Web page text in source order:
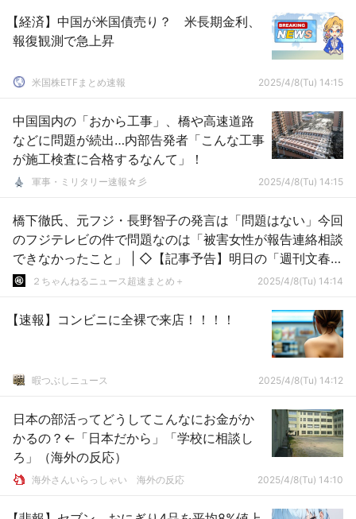
【経済】中国が米国債売り？ 米長期金利、
報復観測で急上昇
米国株ETFまとめ速報 2025/4/8(Tu) 14:15
中国国内の「おから工事」、橋や高速道路
などに問題が続出…内部告発者「こんな工事
が施工検査に合格するなんて」！
軍事・ミリタリー速報☆彡 2025/4/8(Tu) 14:15
橋下徹氏、元フジ・長野智子の発言は「問題はない」今回
のフジテレビの件で問題なのは「被害女性が報告連絡相談
できなかったこと」 | ◇【記事予告】明日の「週刊文春電
子版」は…
２ちゃんねるニュース超速まとめ＋ 2025/4/8(Tu) 14:14
【速報】コンビニに全裸で来店！！！！
暇つぶしニュース 2025/4/8(Tu) 14:12
日本の部活ってどうしてこんなにお金がか
かるの？←「日本だから」「学校に相談し
ろ」（海外の反応）
海外さんいらっしゃい 海外の反応 2025/4/8(Tu) 14:10